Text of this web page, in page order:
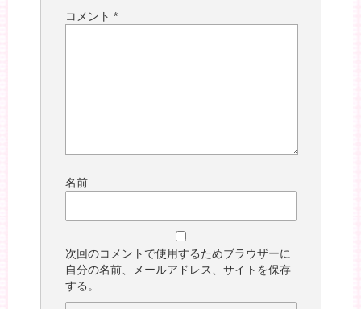
コメント *
名前
次回のコメントで使用するためブラウザーに
自分の名前、メールアドレス、サイトを保存
する。